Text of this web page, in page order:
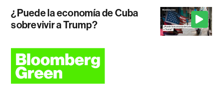
¿Puede la economía de Cuba
sobrevivir a Trump?